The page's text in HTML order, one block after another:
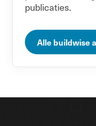
publicaties.
Alle buildwise